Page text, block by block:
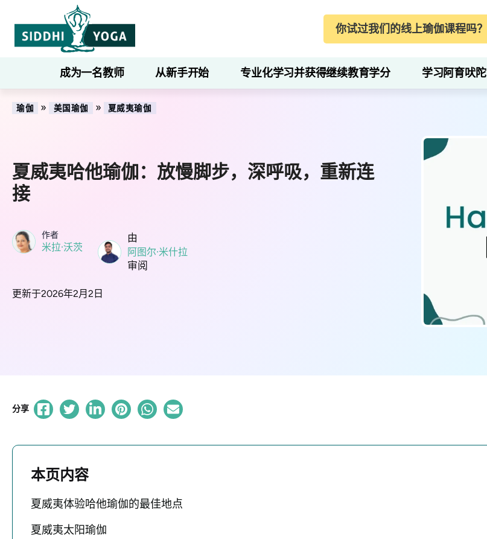
你试过我们的线上瑜伽课程吗？
成为一名教师 从新手开始 专业化学习并获得继续教育学分 学习阿育吠陀
瑜伽 » 美国瑜伽 » 夏威夷瑜伽
夏威夷哈他瑜伽：放慢脚步，深呼吸，重新连
接
作者
米拉·沃茨
由
阿图尔·米什拉
审阅
更新于2026年2月2日
分享
本页内容
夏威夷体验哈他瑜伽的最佳地点
夏威夷太阳瑜伽